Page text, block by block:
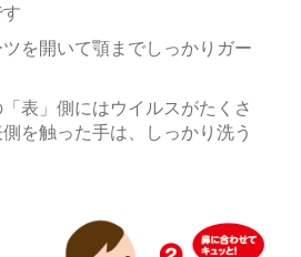
を開いて顎までしっかりガー
表」側にはウイルスがたくさ
を触った手は、しっかり洗う